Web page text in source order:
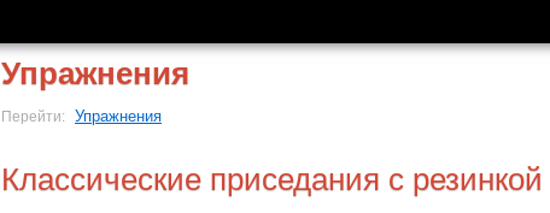
Упражнения
Перейти: Упражнения
Классические приседания с резинкой